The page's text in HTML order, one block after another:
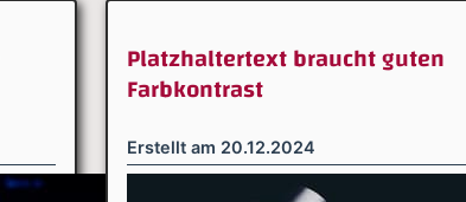
Platzhaltertext braucht guten
Farbkontrast
Erstellt am 20.12.2024